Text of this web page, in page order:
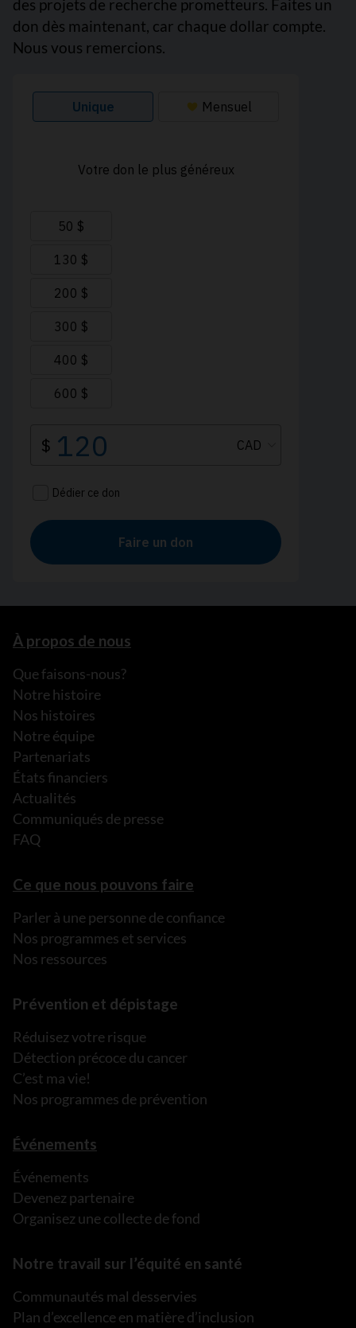
des projets de recherche prometteurs. Faites un
don dès maintenant, car chaque dollar compte.
Nous vous remercions.
À propos de nous
Que faisons-nous?
Notre histoire
Nos histoires
Notre équipe
Partenariats
États financiers
Actualités
Communiqués de presse
FAQ
Ce que nous pouvons faire
Parler à une personne de confiance
Nos programmes et services
Nos ressources
Prévention et dépistage
Réduisez votre risque
Détection précoce du cancer
C’est ma vie!
Nos programmes de prévention
Événements
Événements
Devenez partenaire
Organisez une collecte de fond
Notre travail sur l’équité en santé
Communautés mal desservies
Plan d’excellence en matière d’inclusion